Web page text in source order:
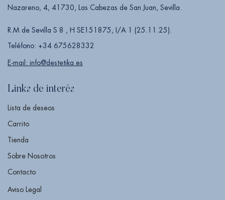
Nazareno, 4, 41730, Las Cabezas de San Juan, Sevilla.
R.M de Sevilla S 8 , H SE151875, I/A 1 (25.11.25).
Teléfono: +34 675628332
E-mail: info@destetika.es
Links de interés
Lista de deseos
Carrito
Tienda
Sobre Nosotros
Contacto
Aviso Legal